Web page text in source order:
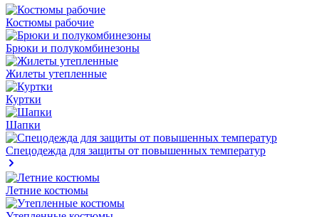
Костюмы рабочие
Брюки и полукомбинезоны
Жилеты утепленные
Куртки
Шапки
Спецодежда для защиты от повышенных температур
Летние костюмы